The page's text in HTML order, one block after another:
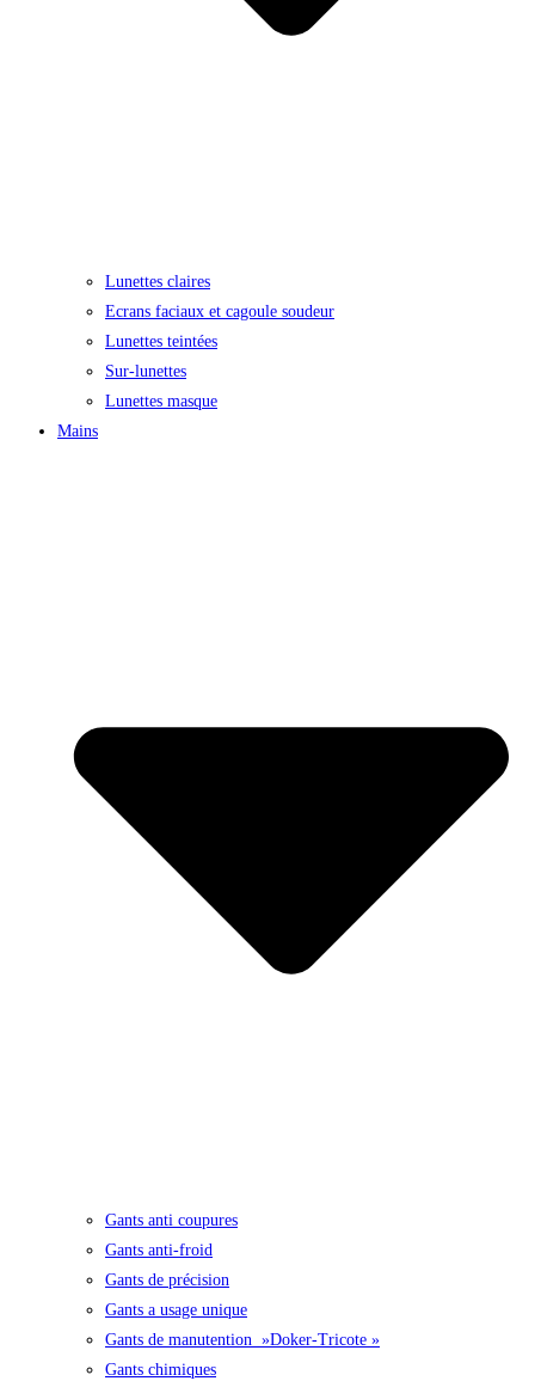
Lunettes claires
Ecrans faciaux et cagoule soudeur
Lunettes teintées
Sur-lunettes
Lunettes masque
Mains
Gants anti coupures
Gants anti-froid
Gants de précision
Gants a usage unique
Gants de manutention »Doker-Tricote »
Gants chimiques